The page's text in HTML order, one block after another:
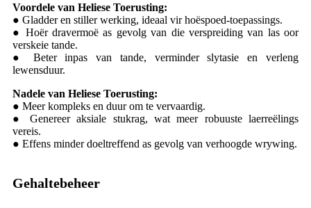
Voordele van Heliese Toerusting:
● Gladder en stiller werking, ideaal vir hoëspoed-toepassings.
● Hoër dravermoë as gevolg van die verspreiding van las oor
verskeie tande.
● Beter inpas van tande, verminder slytasie en verleng
lewensduur.
Nadele van Heliese Toerusting:
● Meer kompleks en duur om te vervaardig.
● Genereer aksiale stukrag, wat meer robuuste laerreëlings
vereis.
● Effens minder doeltreffend as gevolg van verhoogde wrywing.
Gehaltebeheer